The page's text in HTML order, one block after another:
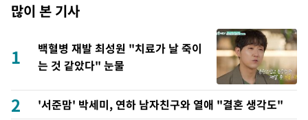
많이 본 기사
1
백혈병 재발 최성원 "치료가 날 죽이
는 것 같았다" 눈물
2 '서준맘' 박세미, 연하 남자친구와 열애 "결혼 생각도"